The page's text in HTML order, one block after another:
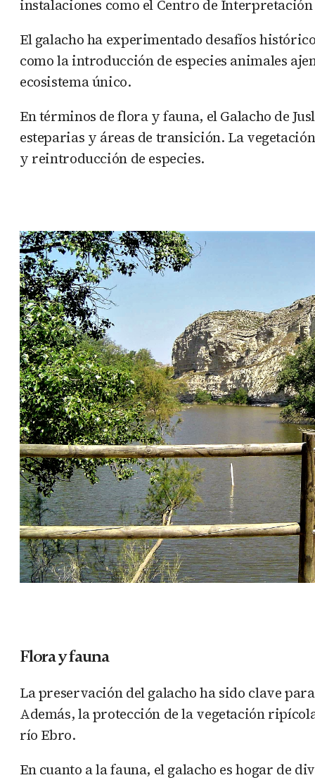
instalaciones como el Centro de
El galacho ha experimentado desafíos
como la introducción de especies animales
ecosistema único.
En términos de flora y fauna, el Galacho de
esteparias y áreas de transición. La
y reintroducción de especies.
Flora y fauna
La preservación del galacho ha sido clave
Además, la protección de la vegetación
río Ebro.
En cuanto a la fauna, el galacho es hogar de